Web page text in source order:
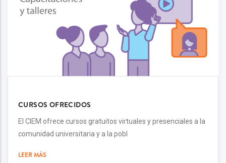
CURSOS OFRECIDOS
El CIEM ofrece cursos gratuitos virtuales y presenciales a la
comunidad universitaria y a la pobl
LEER MÁS